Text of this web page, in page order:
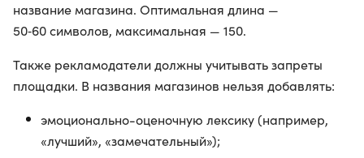
название магазина. Оптимальная длина —
50‑60 символов, максимальная — 150.
Также рекламодатели должны учитывать запреты
площадки. В названия магазинов нельзя добавлять:
эмоционально-оценочную лексику (например,
«лучший», «замечательный»);